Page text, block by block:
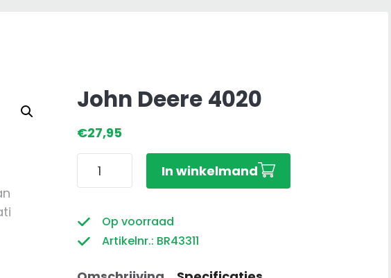
John Deere 4020
€27,95
John
Deere
aantal
In winkelmand
Op voorraad
Artikelnr.: BR43311